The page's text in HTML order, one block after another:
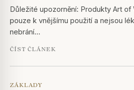
Důležité upozornění: Produkty Art of
pouze k vnějšímu použití a nejsou
nebrání…
ČÍST ČLÁNEK
ZÁKLADY